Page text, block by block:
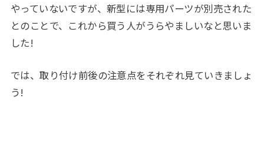
やっていないですが、新型には専用パーツが別売された
とのことで、これから買う人がうらやましいなと思いま
した!
では、取り付け前後の注意点をそれぞれ見ていきましょ
う!